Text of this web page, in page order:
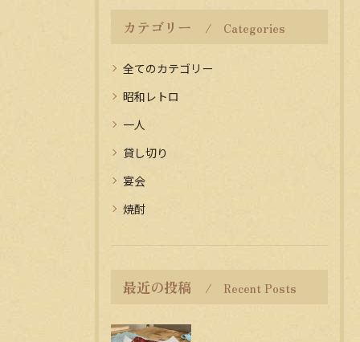
カテゴリー Categories
全てのカテゴリー
昭和レトロ
一人
貸し切り
宴会
焼酎
最近の投稿 Recent Posts